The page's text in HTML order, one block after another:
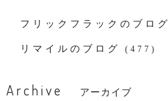
フリックフラックのブログ
リマイルのブログ (477)
Archive アーカイブ